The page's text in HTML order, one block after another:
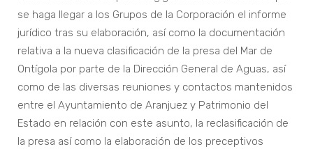
se haga llegar a los Grupos de la Corporación el informe
jurídico tras su elaboración, así como la documentación
relativa a la nueva clasificación de la presa del Mar de
Ontígola por parte de la Dirección General de Aguas, así
como de las diversas reuniones y contactos mantenidos
entre el Ayuntamiento de Aranjuez y Patrimonio del
Estado en relación con este asunto, la reclasificación de
la presa así como la elaboración de los preceptivos